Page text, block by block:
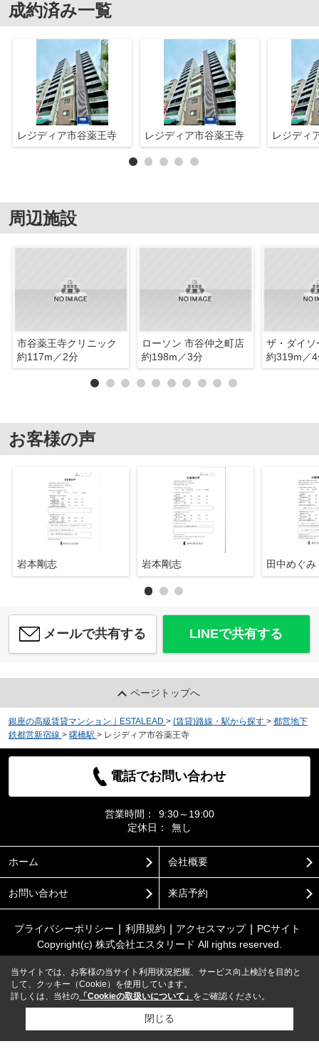
成約済み一覧
レジディア市谷薬王寺 レジディア市谷薬王寺 レジディ
周辺施設
市谷薬王寺クリニック
約117m／2分
ローソン 市谷仲之町店
約198m／3分
約319m／
お客様の声
岩本剛志 岩本剛志 田中めぐみ
メールで共有する LINEで共有する
ページトップへ
銀座の高級賃貸マンション｜ESTALEAD > (賃貸)路線・駅から探す > 都営地下
鉄都営新宿線 > 曙橋駅 > レジディア市谷薬王寺
電話でお問い合わせ
営業時間：
9:30～19:00
定休日：
無し
ホーム 会社概要
お問い合わせ 来店予約
プライバシーポリシー 利用規約 アクセスマップ
PCサイト
Copyright(c) 株式会社エスタリード All rights reserved.
当サイトでは、お客様の当サイト利用状況把握、サービス向上検討を目的と
して、クッキー（Cookie）を使用しています。
詳しくは、当社の 「Cookieの取扱いについて」 をご確認ください。
閉じる